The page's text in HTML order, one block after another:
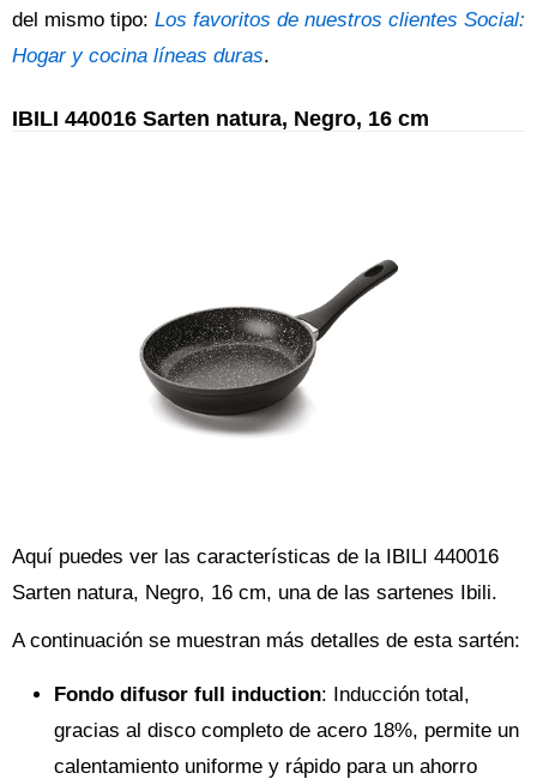
del mismo tipo: Los favoritos de nuestros clientes Social:
Hogar y cocina líneas duras.
IBILI 440016 Sarten natura, Negro, 16 cm
Aquí puedes ver las características de la IBILI 440016
Sarten natura, Negro, 16 cm, una de las sartenes Ibili.
A continuación se muestran más detalles de esta sartén:
Fondo difusor full induction: Inducción total,
gracias al disco completo de acero 18%, permite un
calentamiento uniforme y rápido para un ahorro